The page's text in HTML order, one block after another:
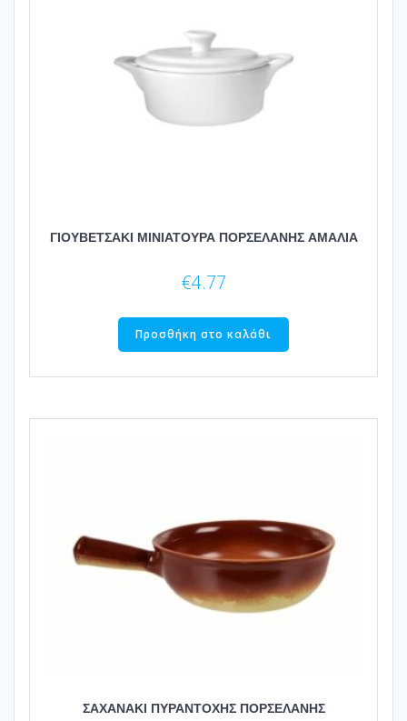
ΓΙΟΥΒΕΤΣΑΚΙ ΜΙΝΙΑΤΟΥΡΑ ΠΟΡΣΕΛΑΝΗΣ ΑΜΑΛΙΑ
€4.77
Προσθήκη στο καλάθι
ΣΑΧΑΝΑΚΙ ΠΥΡΑΝΤΟΧΗΣ ΠΟΡΣΕΛΑΝΗΣ